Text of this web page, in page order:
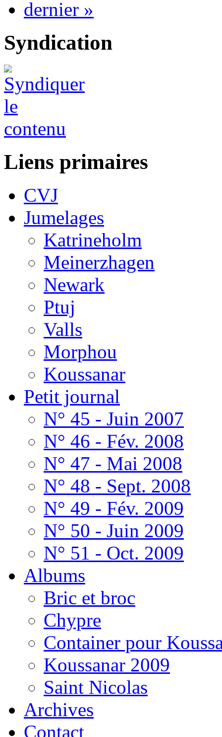
dernier »
Syndication
Liens primaires
CVJ
Jumelages
Katrineholm
Meinerzhagen
Newark
Ptuj
Valls
Morphou
Koussanar
Petit journal
N° 45 - Juin 2007
N° 46 - Fév. 2008
N° 47 - Mai 2008
N° 48 - Sept. 2008
N° 49 - Fév. 2009
N° 50 - Juin 2009
N° 51 - Oct. 2009
Albums
Bric et broc
Chypre
Container pour
Koussanar 2009
Saint Nicolas
Archives
Contact